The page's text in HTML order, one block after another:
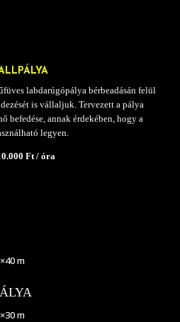
labdarúgópálya bérbeadásán felül
is vállaljuk. Tervezett a pálya
befedése, annak érdekében, hogy a
legyen.
Ft / óra
m
m